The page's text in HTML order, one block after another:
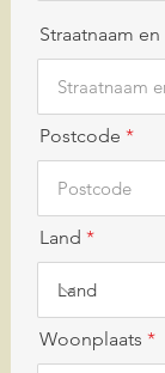
Straatnaam
Postcode
Land
Woonplaats